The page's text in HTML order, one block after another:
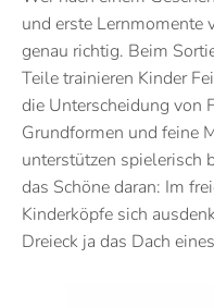
und erste Lernmomente
genau richtig. Beim
Teile trainieren Kinder
die Unterscheidung von
Grundformen und feine
unterstützen spielerisch
das Schöne daran: Im
Kinderköpfe sich
Dreieck ja das Dach